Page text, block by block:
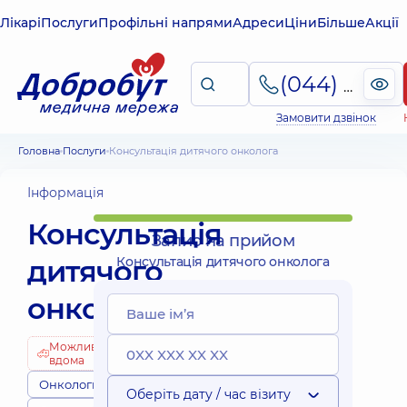
ЛікаріПослугиПрофільні напрямиАдресиЦіниБільшеАкції
(044) 495-2-888
Замовити дзвінок
Головна Послуги Консультація дитячого онколога
Інформація
Консультація
дитячого
онколога
Можливо
вдома
Онкологи
Запис на прийом
Консультація дитячого онколога
Оберіть дату / час візиту